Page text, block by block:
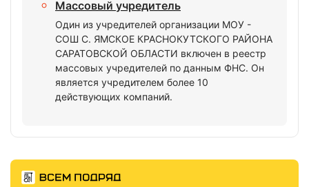
Массовый учредитель
Один из учредителей организации МОУ -
СОШ С. ЯМСКОЕ КРАСНОКУТСКОГО РАЙОНА
САРАТОВСКОЙ ОБЛАСТИ включен в реестр
массовых учредителей по данным ФНС. Он
является учредителем более 10
действующих компаний.